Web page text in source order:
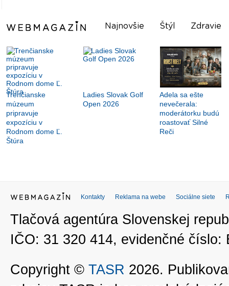
Najnovšie Štýl Zdravie
Trenčianske
múzeum
pripravuje
expozíciu v
Rodnom dome Ľ.
Štúra
Ladies Slovak Golf
Open 2026
Adela sa ešte
nevečerala:
moderátorku budú
roastovať Silné
Reči
Kontakty Reklama na webe Sociálne siete
Tlačová agentúra Slovenskej
IČO: 31 320 414, evidenčné číslo:
Copyright © TASR 2026.